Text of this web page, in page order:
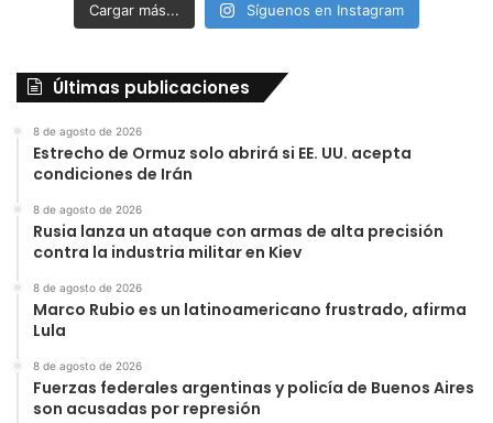
Cargar más... Síguenos en Instagram
Últimas publicaciones
8 de agosto de 2026
Estrecho de Ormuz solo abrirá si EE. UU. acepta
condiciones de Irán
8 de agosto de 2026
Rusia lanza un ataque con armas de alta precisión
contra la industria militar en Kiev
8 de agosto de 2026
Marco Rubio es un latinoamericano frustrado, afirma
Lula
8 de agosto de 2026
Fuerzas federales argentinas y policía de Buenos Aires
son acusadas por represión